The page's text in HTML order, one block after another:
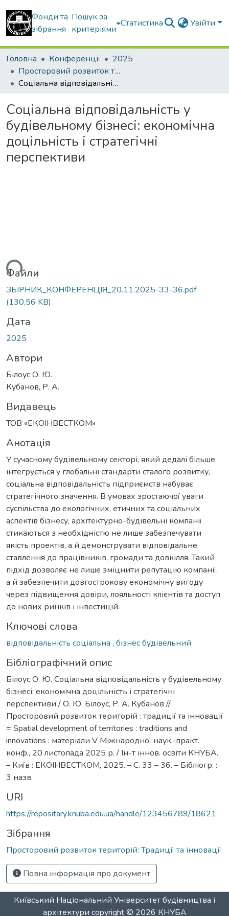
Фонди та
зібрання
Пошук за
критеріями
Статистика Увійти
Головна Конференції
2025
Просторовий розвиток територій: Традиції та інновації
Соціальна відповідальність у будівельному бізнесі: економічна доцільність і стратегічні перспективи
Соціальна відповідальність у
будівельному бізнесі: економічна
доцільність і стратегічні
перспективи
Файли
ЗБІРНИК_КОНФЕРЕНЦІЯ_20.11.2025-33-36.pdf
(130,56 KB)
Дата
2025
Автори
Білоус О. Ю.
Кубанов, Р. А.
Видавець
ТОВ «ЕКОІНВЕСТКОМ»
Анотація
У сучасному будівельному секторі, який дедалі більше
інтегрується у глобальні стандарти сталого розвитку,
соціальна відповідальність підприємств набуває
стратегічного значення. В умовах зростаючої уваги
суспільства до екологічних, етичних та соціальних
аспектів бізнесу, архітектурно-будівельні компанії
стикаються з необхідністю не лише забезпечувати
якість проектів, а й демонструвати відповідальне
ставлення до працівників, громади та довкілля. Такий
підхід дозволяє не лише зміцнити репутацію компанії,
а й забезпечити довгострокову економічну вигоду
через підвищення довіри, лояльності клієнтів та доступ
до нових ринків і інвестицій.
Ключові слова
відповідальність соціальна , бізнес будівельний
Бібліографічний опис
Білоус О. Ю. Соціальна відповідальність у будівельному
бізнесі: економічна доцільність і стратегічні
перспективи / О. Ю. Білоус, Р. А. Кубанов //
Просторовий розвиток територій : традиції та інновації
= Spatial development of territories : traditions and
innovations : матеріали V Міжнародної наук.-практ.
конф., 20 листопада 2025 р. / Ін-т іннов. освіти КНУБА.
– Київ : ЕКОІНВЕСТКОМ, 2025. – С. 33 – 36. – Бібліогр. :
3 назв.
URI
https://repositary.knuba.edu.ua/handle/123456789/18621
Зібрання
Просторовий розвиток територій: Традиції та інновації
Повна інформація про документ
Київський Національний Університет будівництва і
архітектури copyright © 2026 КНУБА